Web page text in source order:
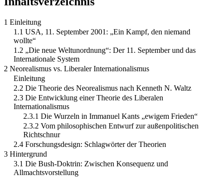
1 Einleitung
1.1 USA, 11. September 2001: „Ein Kampf, den niemand
wollte“
1.2 „Die neue Weltunordnung“: Der 11. September und das
Internationale System
2 Neorealismus vs. Liberaler Internationalismus
Einleitung
2.2 Die Theorie des Neorealismus nach Kenneth N. Waltz
2.3 Die Entwicklung einer Theorie des Liberalen
Internationalismus
2.3.1 Die Wurzeln in Immanuel Kants „ewigem Frieden“
2.3.2 Vom philosophischen Entwurf zur außenpolitischen
Richtschnur
2.4 Forschungsdesign: Schlagwörter der Theorien
3 Hintergrund
3.1 Die Bush-Doktrin: Zwischen Konsequenz und
Allmachtsvorstellung